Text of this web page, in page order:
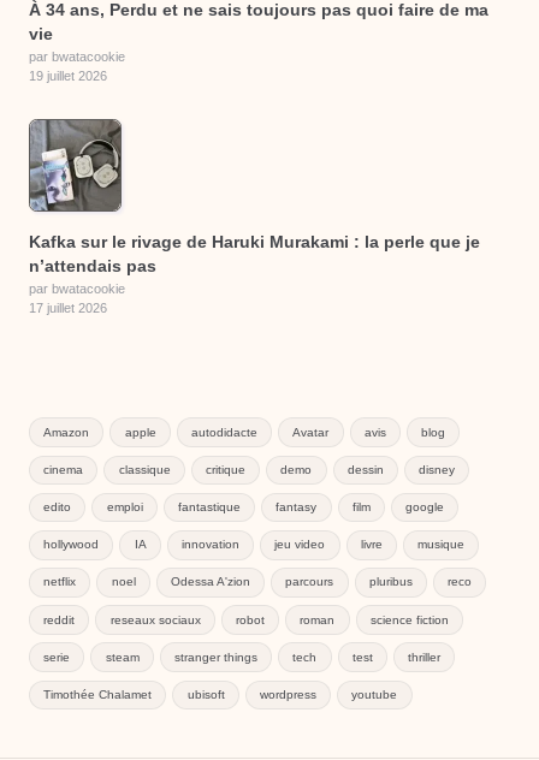
À 34 ans, Perdu et ne sais toujours pas quoi faire de ma
vie
par bwatacookie
19 juillet 2026
Kafka sur le rivage de Haruki Murakami : la perle que je
n’attendais pas
par bwatacookie
17 juillet 2026
Amazon apple autodidacte Avatar avis blog
cinema classique critique demo dessin disney
edito emploi fantastique fantasy film google
hollywood IA innovation jeu video livre musique
netflix noel Odessa A'zion parcours pluribus reco
reddit reseaux sociaux robot roman science fiction
serie steam stranger things tech test thriller
Timothée Chalamet ubisoft wordpress youtube